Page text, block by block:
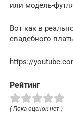
или модель-
Вот как в
свадебного
https://
Рейтинг
( Пока оценок нет )